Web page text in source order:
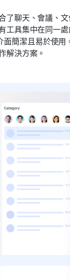
了聊天、會議、
工具集中在同一
面簡潔且易於使用
解決方案。